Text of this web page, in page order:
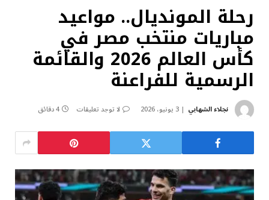
رحلة المونديال.. مواعيد
مباريات منتخب مصر في
كأس العالم 2026 والقائمة
الرسمية للفراعنة
نجلاء الشهابي 3 يونيو، 2026 لا توجد تعليقات 4 دقائق